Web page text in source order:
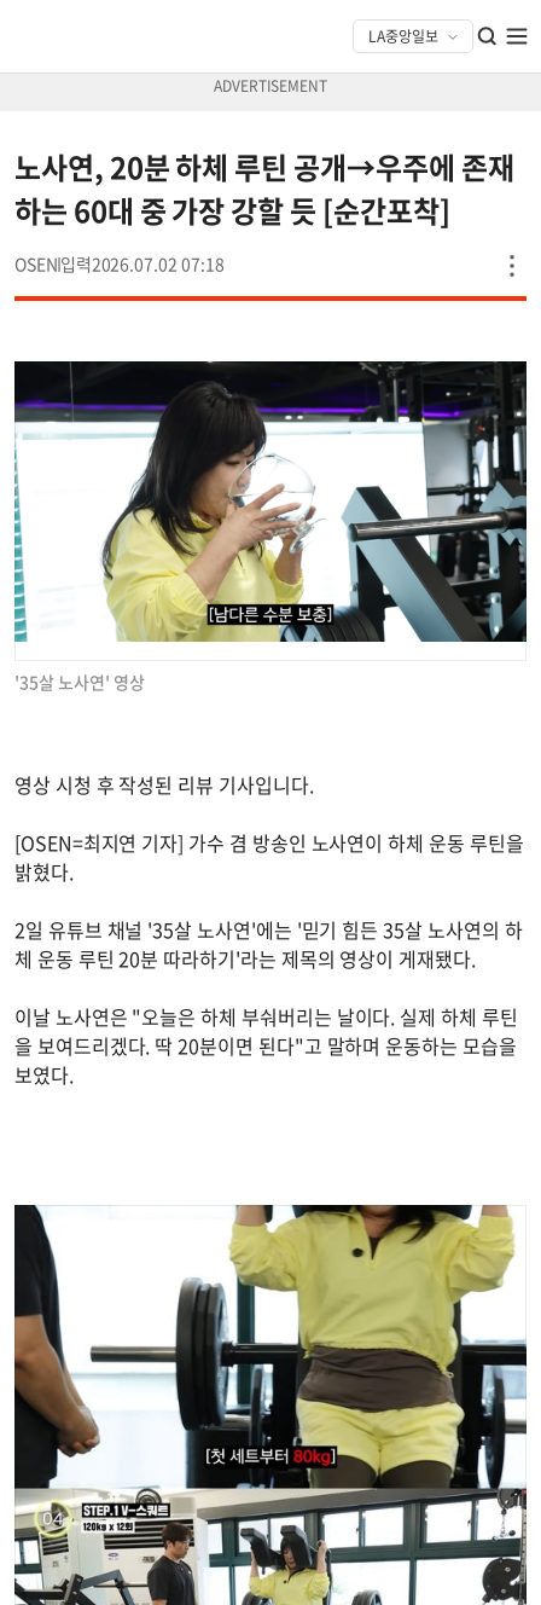
노사연, 20분 하체 루틴 공개→우주에 존재
하는 60대 중 가장 강할 듯 [순간포착]
OSEN 2026.07.02 07:18
'35살 노사연' 영상
영상 시청 후 작성된 리뷰 기사입니다.
[OSEN=최지연 기자] 가수 겸 방송인 노사연이 하체 운동 루틴을
밝혔다.
2일 유튜브 채널 '35살 노사연'에는 '믿기 힘든 35살 노사연의 하
체 운동 루틴 20분 따라하기'라는 제목의 영상이 게재됐다.
이날 노사연은 "오늘은 하체 부숴버리는 날이다. 실제 하체 루틴
을 보여드리겠다. 딱 20분이면 된다"고 말하며 운동하는 모습을
보였다.